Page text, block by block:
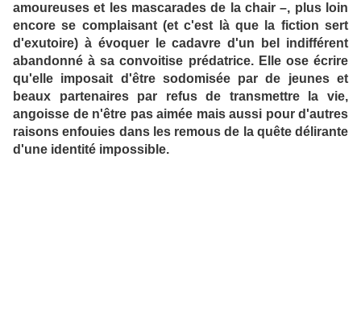
amoureuses et les mascarades de la chair –, plus loin
encore se complaisant (et c'est là que la fiction sert
d'exutoire) à évoquer le cadavre d'un bel indifférent
abandonné à sa convoitise prédatrice. Elle ose écrire
qu'elle imposait d'être sodomisée par de jeunes et
beaux partenaires par refus de transmettre la vie,
angoisse de n'être pas aimée mais aussi pour d'autres
raisons enfouies dans les remous de la quête délirante
d'une identité impossible.